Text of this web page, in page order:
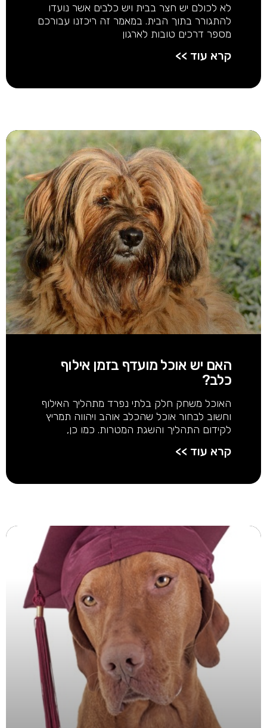
לא לכולם יש חצר בבית ויש כלבים אשר נועדו
להתגורר בתוך הבית. במאמר זה ריכזנו עבורכם
מספר דרכים טובות לארגון
קרא עוד >>
האם יש אוכל מועדף בזמן אילוף
כלב?
האוכל משחק חלק בלתי נפרד מתהליך האילוף
וחשוב לבחור אוכל שהכלב אוהב ויהווה תמריץ
לקידום התהליך והשגת המטרות. כמו כן,
קרא עוד >>